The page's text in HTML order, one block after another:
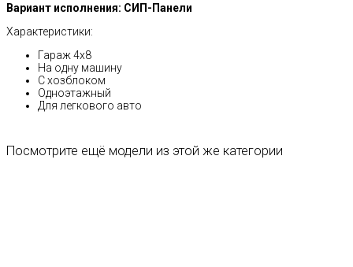
Вариант исполнения: СИП-Панели
Характеристики:
Гараж 4х8
На одну машину
С хозблоком
Одноэтажный
Для легкового авто
Посмотрите ещё модели из этой же категории